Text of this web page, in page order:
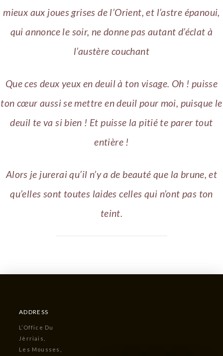
mieux aux joues grises de l’Orient, et l’astre épanoui,
qui annonce le soir, ne donne pas autant d’éclat à
l’austère couchant
Que ces deux yeux en deuil à ton visage. Oh ! puisse
ton cœur aussi se mettre en deuil pour moi, puisque le
deuil te va si bien ! Et puisse la pitié te parer tout
entière !
Alors je jurerai qu’il n’y a de beauté que la brune, et
qu’elles sont toutes laides celles qui n’ont pas ton
teint.
ADDRESS
L’Office Du
Jèrriais,
Les Mousses,